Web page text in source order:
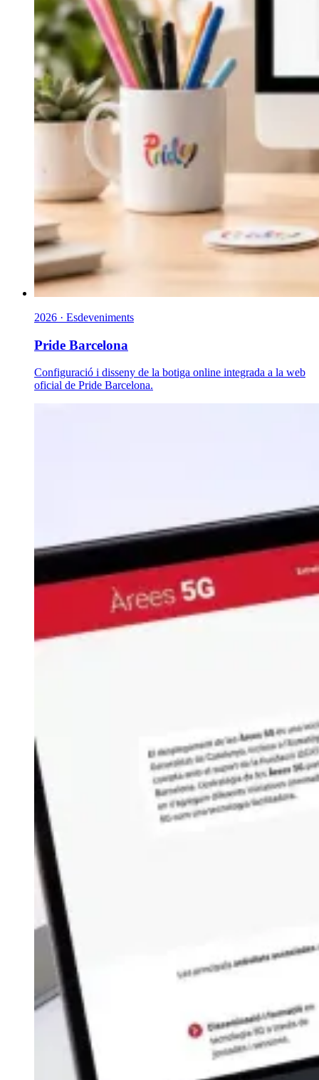
2026 · Esdeveniments
Pride Barcelona
Configuració i disseny de la botiga online integrada a la web
oficial de Pride Barcelona.